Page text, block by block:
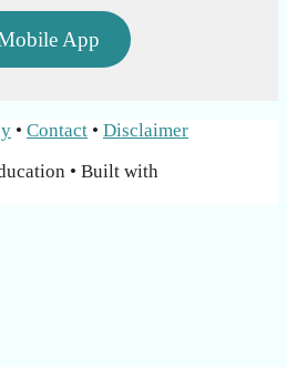
App
• Contact • Disclaimer
• Built with